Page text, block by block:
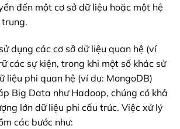
đến một cơ sở dữ liệu hoặc một hệ
dụng các cơ sở dữ liệu quan hệ (ví
các sự kiện, trong khi một số khác sử
liệu phi quan hệ (ví dụ: MongoDB)
Big Data như Hadoop, chúng có khả
lớn dữ liệu phi cấu trúc. Việc xử lý
các bước như: